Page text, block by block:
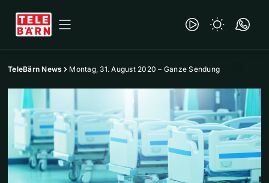
TeleBärn News Montag, 31. August 2020 – Ganze Sendung